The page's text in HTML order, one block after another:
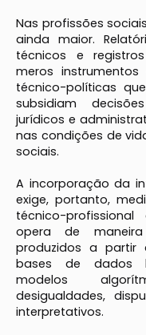
Nas profissões
ainda maior.
técnicos e
meros instrumentos
técnico-políticas
subsidiam
jurídicos e
nas condições de
sociais.
A incorporação da
exige, portanto,
técnico-
opera de
produzidos a partir
bases de dados
modelos
desigualdades,
interpretativos.